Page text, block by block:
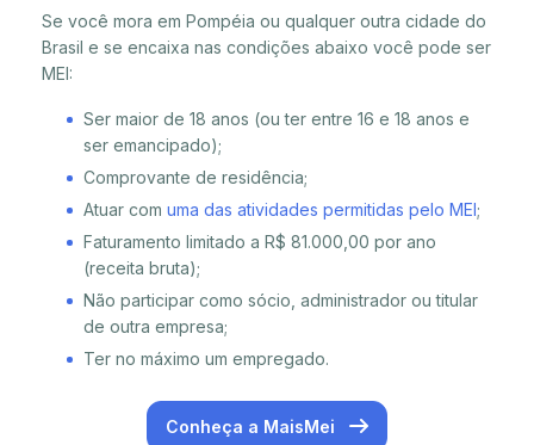
Se você mora em Pompéia ou qualquer outra cidade do
Brasil e se encaixa nas condições abaixo você pode ser
MEI:
Ser maior de 18 anos (ou ter entre 16 e 18 anos e
ser emancipado);
Comprovante de residência;
Atuar com uma das atividades permitidas pelo MEI;
Faturamento limitado a R$ 81.000,00 por ano
(receita bruta);
Não participar como sócio, administrador ou titular
de outra empresa;
Ter no máximo um empregado.
Conheça a MaisMei